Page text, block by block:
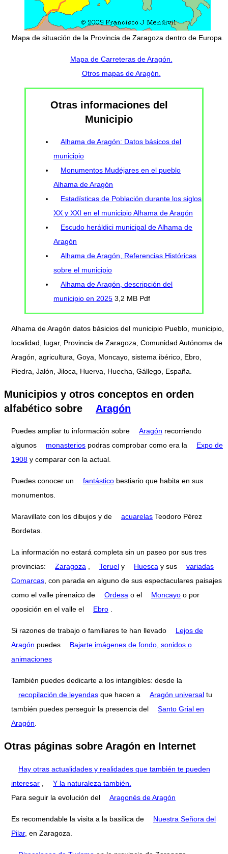
Mapa de situación de la Provincia de Zaragoza dentro de Europa.
Mapa de Carreteras de Aragón.
Otros mapas de Aragón.
Otras informaciones del
Municipio
Alhama de Aragón: Datos básicos del
municipio
Monumentos Mudéjares en el pueblo
Alhama de Aragón
Estadísticas de Población durante los siglos
XX y XXI en el municipio Alhama de Aragón
Escudo heráldici municipal de Alhama de
Aragón
Alhama de Aragón, Referencias Históricas
sobre el municipio
Alhama de Aragón, descripción del
municipio en 2025 3,2 MB Pdf
Alhama de Aragón datos básicios del municipio Pueblo, municipio,
localidad, lugar, Provincia de Zaragoza, Comunidad Autónoma de
Aragón, agricultura, Goya, Moncayo, sistema ibérico, Ebro,
Piedra, Jalón, Jiloca, Huerva, Huecha, Gállego, España.
Municipios y otros conceptos en orden
alfabético sobre
Aragón
Puedes ampliar tu información sobre Aragón recorriendo
algunos
monasterios podras comprobar como era la
Expo de
1908 y comparar con la actual.
Puedes conocer un fantástico bestiario que habita en sus
monumentos.
Maravillate con los dibujos y de acuarelas Teodoro Pérez
Bordetas.
La información no estará completa sin un paseo por sus tres
provincias:
Zaragoza , Teruel y Huesca y sus
variadas
Comarcas, con parada en alguno de sus espectaculares paisajes
como el valle pirenaico de
Ordesa o el Moncayo o por
oposición en el valle el
Ebro .
Si razones de trabajo o familiares te han llevado
Lejos de
Aragón puedes
Bajarte imágenes de fondo, sonidos o
animaciones
También puedes dedicarte a los intangibles: desde la
recopilación de leyendas que hacen a Aragón universal tu
también puedes perseguir la presencia del
Santo Grial en
Aragón.
Otras páginas sobre Aragón en Internet
Hay otras actualidades y realidades que también te pueden
interesar
Y la naturaleza también.
Para seguir la evolución del
Aragonés de Aragón
Es recomendable la visita a la basílica de
Nuestra Señora del
Pilar, en Zaragoza.